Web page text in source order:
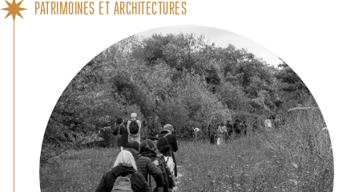
PATRIMOINES ET ARCHITECTURES